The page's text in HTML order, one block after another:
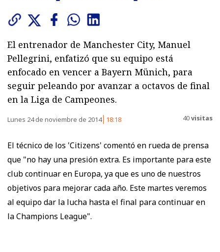
El entrenador de Manchester City, Manuel
Pellegrini, enfatizó que su equipo está
enfocado en vencer a Bayern Münich, para
seguir peleando por avanzar a octavos de final
en la Liga de Campeones.
Lunes 24 de noviembre de 2014 18:18 40visitas
El técnico de los 'Citizens' comentó en rueda de prensa
que "no hay una presión extra. Es importante para este
club continuar en Europa, ya que es uno de nuestros
objetivos para mejorar cada año. Este martes veremos
al equipo dar la lucha hasta el final para continuar en
la Champions League".